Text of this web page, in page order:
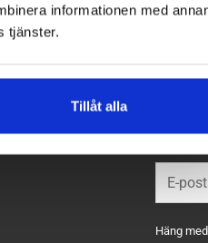
informationen med
tjänster.
Tillåt alla
Följ
Häng